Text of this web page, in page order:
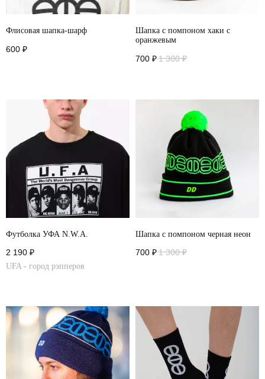
Флисовая шапка-шарф
600 ₽
Шапка с помпоном хаки с
оранжевым
700 ₽1 300 ₽
Футболка УФА N.W.A.
2 190 ₽
UFA - город рэпперов
Шапка с помпоном черная неон
700 ₽1 300 ₽